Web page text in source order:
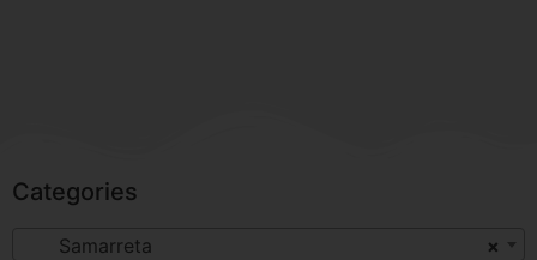
Categories
×
Samarreta